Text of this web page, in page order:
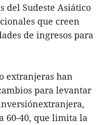
del Sudeste Asiático
que creen
de ingresos para
extranjeras han
para levantar
60-40, que limita la